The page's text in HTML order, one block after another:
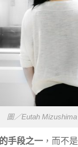
圖／Eutah Mizushima
手段之一 ，而不